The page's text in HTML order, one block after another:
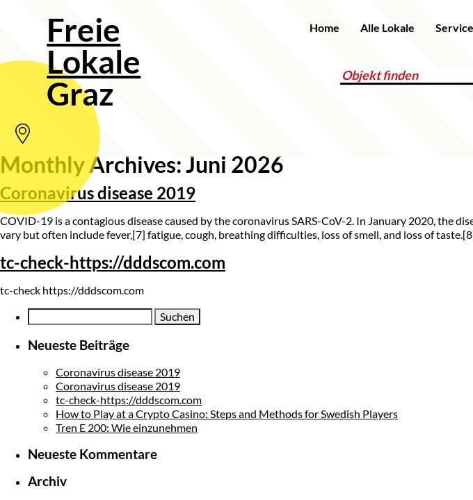
Freie
Lokale
Graz
Home Alle Lokale Service
Monthly Archives: Juni 2026
Coronavirus disease 2019
COVID-19 is a contagious disease caused by the coronavirus SARS-CoV-2. In January 2020, the
vary but often include fever,[7] fatigue, cough, breathing difficulties, loss of smell, and loss of
tc-check-https://dddscom.com
tc-check https://dddscom.com
nach:
Neueste Beiträge
Coronavirus disease 2019
Coronavirus disease 2019
tc-check-https://dddscom.com
How to Play at a Crypto Casino: Steps and Methods for Swedish Players
Tren E 200: Wie einzunehmen
Neueste Kommentare
Archiv